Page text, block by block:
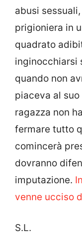
abusi
prigioniera in
quadrato
inginocchiarsi
quando non
piaceva al
ragazza non
fermare tutto
comincerà
dovranno
imputazione.
venne ucciso
S.L.